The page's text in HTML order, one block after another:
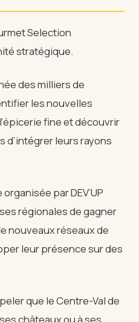
Selection
stratégique.
des milliers de
les nouvelles
fine et découvrir
leurs rayons
par DEV’UP
régionales de gagner
nouveaux réseaux de
leur présence sur des
que le Centre-Val de
châteaux ou à ses